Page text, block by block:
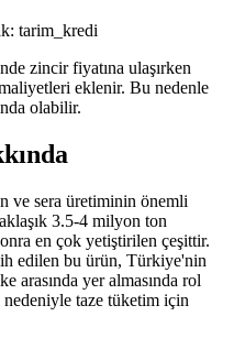
tarim_kredi
zincir fiyatına ulaşırken
eklenir. Bu nedenle
olabilir.
ve sera üretiminin önemli
3.5-4 milyon ton
en çok yetiştirilen çeşittir.
edilen bu ürün, Türkiye'nin
arasında yer almasında rol
nedeniyle taze tüketim için